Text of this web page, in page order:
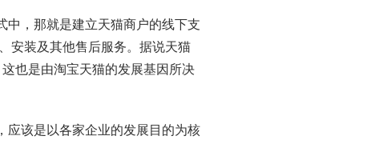
中，那就是建立天猫商户的线下支
安装及其他售后服务。据说天猫
也是由淘宝天猫的发展基因所决
应该是以各家企业的发展目的为核